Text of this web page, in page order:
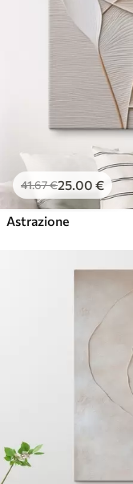
41.67€25.00 €
Astrazione